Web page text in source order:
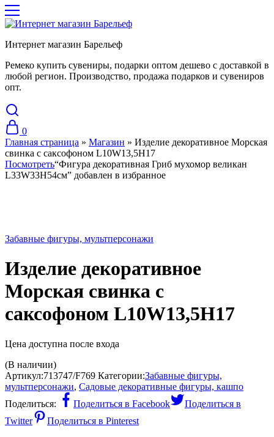
Интернет магазин Барельеф
Ремеко купить сувениры, подарки оптом дешево с доставкой в
любой регион. Производство, продажа подарков и сувениров
опт.
0
Главная страница » Магазин » Изделие декоративное Морская
свинка с саксофоном L10W13,5H17
Посмотреть“Фигура декоративная Гриб мухомор великан
L33W33H54см” добавлен в избранное
Забавные фигуры, мультперсонажи
Изделие декоративное
Морская свинка с
саксофоном L10W13,5H17
Цена доступна после входа
(В наличии)
Артикул:713747/F769 Категории:Забавные фигуры,
мультперсонажи, Садовые декоративные фигуры, кашпо
Поделиться:
Поделиться в Facebook
Поделиться в
Twitter
Поделиться в Pinterest